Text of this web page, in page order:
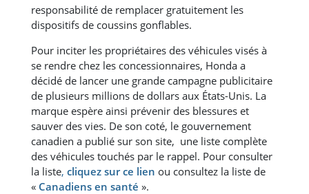
responsabilité de remplacer gratuitement les
dispositifs de coussins gonflables.
Pour inciter les propriétaires des véhicules visés à
se rendre chez les concessionnaires, Honda a
décidé de lancer une grande campagne publicitaire
de plusieurs millions de dollars aux États-Unis. La
marque espère ainsi prévenir des blessures et
sauver des vies. De son coté, le gouvernement
canadien a publié sur son site, une liste complète
des véhicules touchés par le rappel. Pour consulter
la liste, cliquez sur ce lien ou consultez la liste de
« Canadiens en santé ».